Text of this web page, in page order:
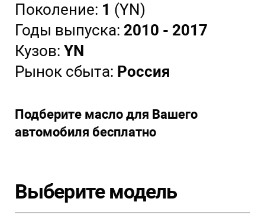
Поколение: 1 (YN)
Годы выпуска: 2010 - 2017
Кузов: YN
Рынок сбыта: Россия
Подберите масло для Вашего
автомобиля бесплатно
Выберите модель